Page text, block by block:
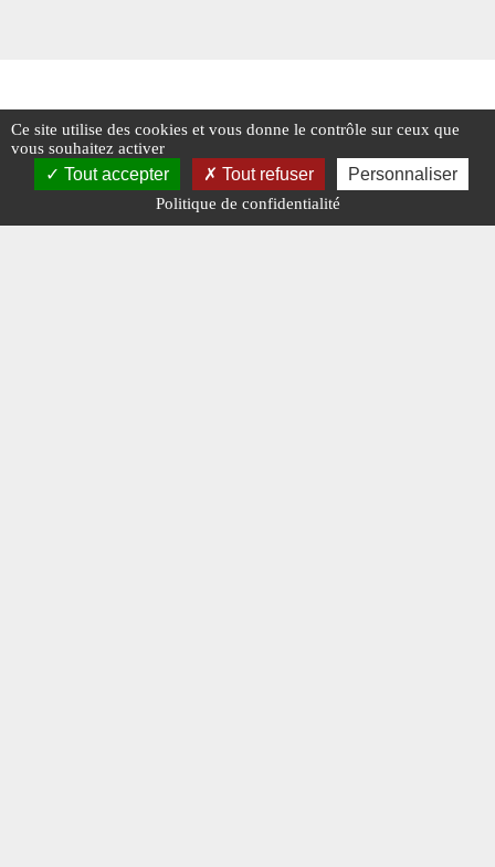
Ce site utilise des cookies et vous donne le contrôle sur ceux que
vous souhaitez activer
Tout accepter Tout refuser Personnaliser
Politique de confidentialité